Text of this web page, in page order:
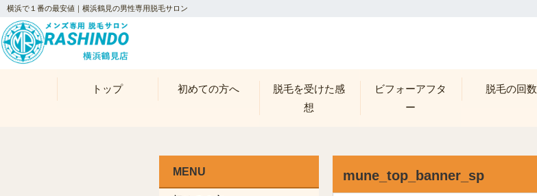
横浜で１番の最安値｜横浜鶴見の男性専用脱毛サロン
トップ 初めての方へ
脱毛を受けた感
想
ビフォーアフタ
ー
脱毛の回数
mune_top_banner_sp
MENU